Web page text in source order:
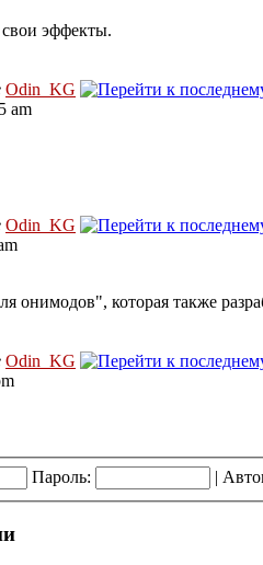
эффекты.
Odin_KG
am
Odin_KG
онимодов", которая также
Odin_KG
Пароль: |